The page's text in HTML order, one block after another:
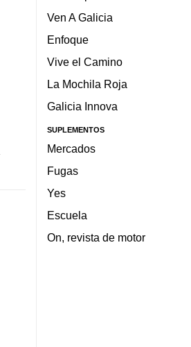
Ven A Galicia
Enfoque
Vive el Camino
La Mochila Roja
Galicia Innova
SUPLEMENTOS
Mercados
Fugas
Yes
Escuela
On, revista de motor